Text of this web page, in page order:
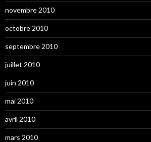
novembre 2010
octobre 2010
septembre 2010
juillet 2010
juin 2010
mai 2010
avril 2010
mars 2010